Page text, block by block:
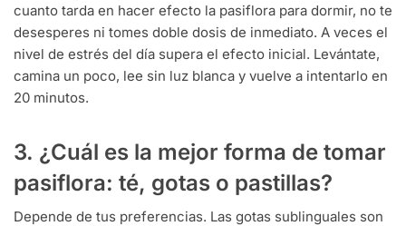
cuanto tarda en hacer efecto la pasiflora para dormir, no te
desesperes ni tomes doble dosis de inmediato. A veces el
nivel de estrés del día supera el efecto inicial. Levántate,
camina un poco, lee sin luz blanca y vuelve a intentarlo en
20 minutos.
3. ¿Cuál es la mejor forma de tomar
pasiflora: té, gotas o pastillas?
Depende de tus preferencias. Las gotas sublinguales son